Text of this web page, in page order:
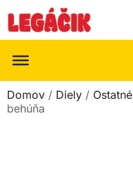
Domov / Diely / Ostatné
behúňa